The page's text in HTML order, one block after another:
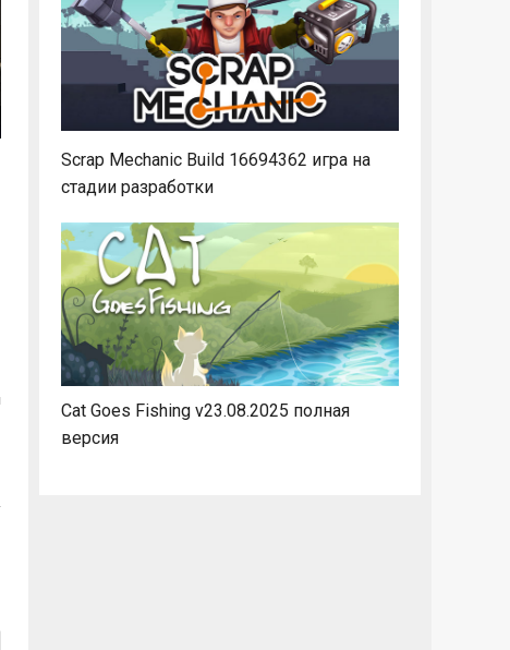
Scrap Mechanic Build 16694362 игра на
стадии разработки
Cat Goes Fishing v23.08.2025 полная
версия